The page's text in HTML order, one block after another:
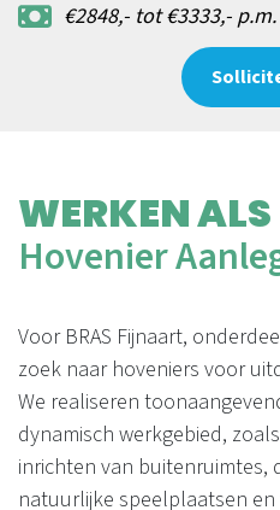
€2848,- tot €3333,- p.m.
WERKEN ALS
Hovenier
Voor BRAS Fijnaart,
zoek naar hoveniers voor
We realiseren
dynamisch werkgebied,
inrichten van buitenruimtes,
natuurlijke speelplaatsen